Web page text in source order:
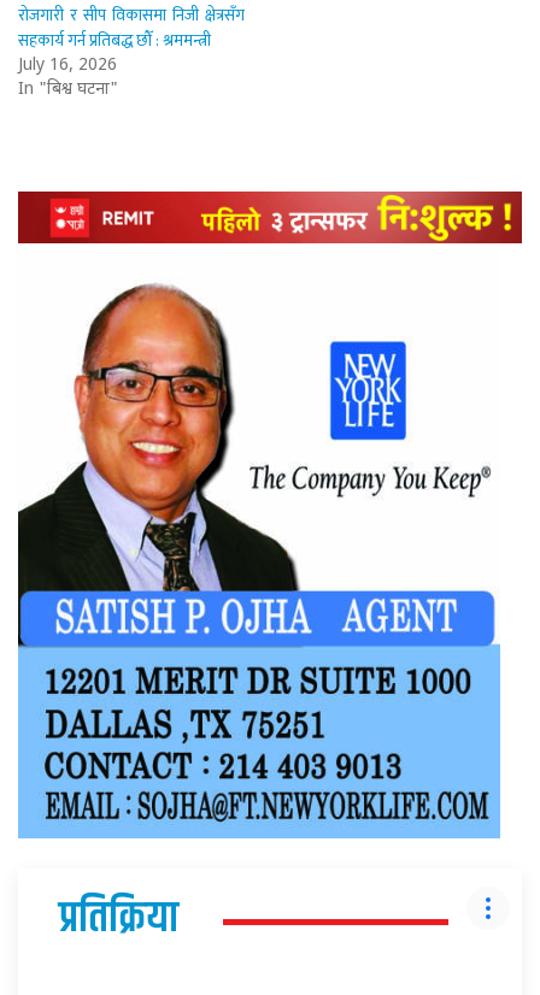
रोजगारी र सीप विकासमा निजी क्षेत्रसँग
सहकार्य गर्न प्रतिबद्ध छौँ : श्रममन्त्री
July 16, 2026
In "बिश्व घटना"
प्रतिक्रिया